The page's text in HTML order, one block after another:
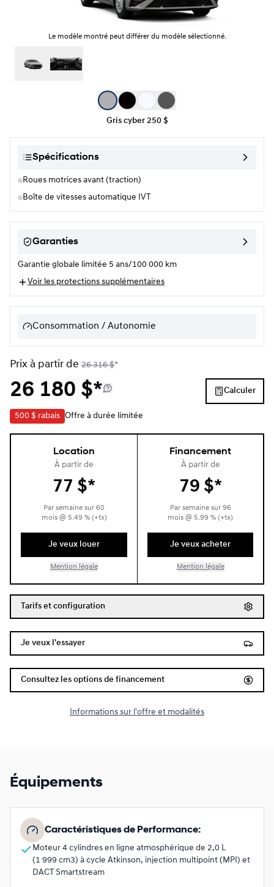
Le modèle montré peut différer du modèle sélectionné.
Sélection de couleur
Gris cyber250 $
Spécifications
Roues motrices avant (traction)
Boîte de vitesses automatique IVT
Garanties
Garantie globale limitée 5 ans/100 000 km
Voir les protections supplémentaires
Consommation / Autonomie
Prix à partir de 26 316$*
26 180 $* Calculer
500 $ rabais Offre à durée limitée
Location
À partir de
77 $*
Par semaine sur 60
mois@ 5.49 % (+tx)
Je veux louer
Mention légale
Financement
À partir de
79 $*
Par semaine sur 96
mois @ 5.99 % (+tx)
Je veux acheter
Mention légale
Tarifs et configuration
Je veux l'essayer
Consultez les options de financement
Informations sur l'offre et modalités
Équipements
Caractéristiques de Performance:
Moteur 4 cylindres en ligne atmosphérique de 2,0 L
(1 999 cm3) à cycle Atkinson, injection multipoint (MPI) et
DACT Smartstream